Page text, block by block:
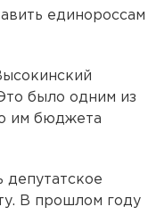
единороссам
было одним из
им бюджета
депутатское
В прошлом году